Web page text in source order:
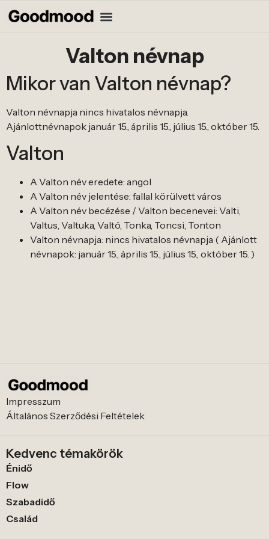
Valton névnap
Mikor van Valton névnap?
Valton névnapja nincs hivatalos névnapja.
Ajánlottnévnapok január 15., április 15., július 15., október 15.
Valton
A Valton név eredete: angol
A Valton név jelentése: fallal körülvett város
A Valton név becézése / Valton becenevei: Valti,
Valtus, Valtuka, Valtó, Tonka, Toncsi, Tonton
Valton névnapja: nincs hivatalos névnapja ( Ajánlott
névnapok: január 15., április 15., július 15., október 15. )
Impresszum
Általános Szerződési Feltételek
Kedvenc témakörök
Énidő
Flow
Szabadidő
Család